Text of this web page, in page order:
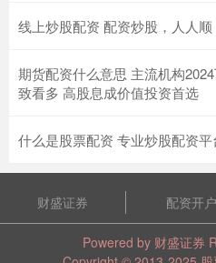
线上炒股配资 配资炒股，人人
期货配资什么意思 主流机构
致看多 高股息成价值投资首选
什么是股票配资 专业炒股配资
财盛证券 配资开
Powered by 财盛证券